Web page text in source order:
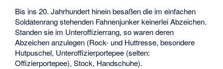
Bis ins 20. Jahrhundert hinein besaßen die im einfachen
Soldatenrang stehenden Fahnenjunker keinerlei Abzeichen.
Standen sie im Unteroffizierrang, so waren deren
Abzeichen anzulegen (Rock- und Huttresse, besondere
Hutpuschel, Unteroffizierportepee (selten:
Offizierportepee), Stock, Handschuhe).